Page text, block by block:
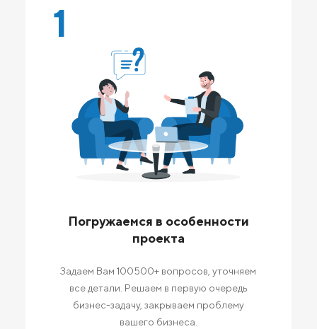
1
Погружаемся в особенности
проекта
Задаем Вам 100500+ вопросов, уточняем
все детали. Решаем в первую очередь
бизнес-задачу, закрываем проблему
вашего бизнеса.